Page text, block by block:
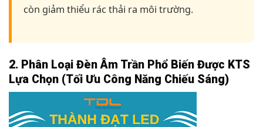
còn giảm thiểu rác thải ra môi trường.
2. Phân Loại Đèn Âm Trần Phổ Biến Được KTS
Lựa Chọn (Tối Ưu Công Năng Chiếu Sáng)